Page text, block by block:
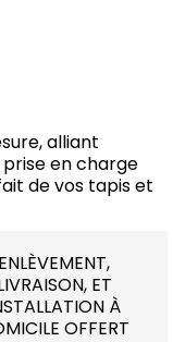
alliant
en charge
de vos tapis et
ENLÈVEMENT,
ET
À
OFFERT